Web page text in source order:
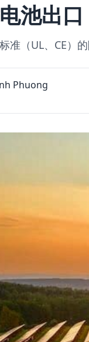
池出
准（UL、CE）
Phuong